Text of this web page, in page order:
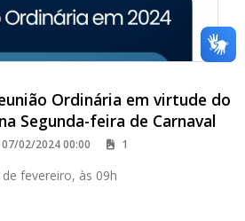
Ordinária em virtude do
Segunda-feira de Carnaval
07/02/2024 00:00 1
fevereiro, às 09h